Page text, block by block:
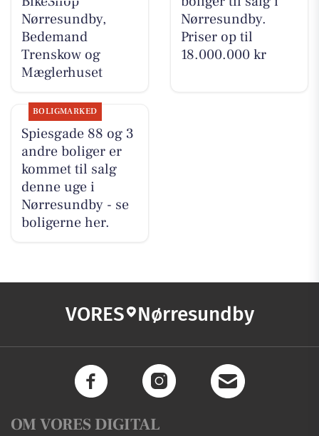
Nørresundby,
Bedemand
Trenskow og
Mæglerhuset
Nørresundby.
Priser op til
18.000.000 kr
BOLIGMARKED
Spiesgade 88 og 3
andre boliger er
kommet til salg
denne uge i
Nørresundby - se
boligerne her.
VORES Nørresundby
OM VORES DIGITAL